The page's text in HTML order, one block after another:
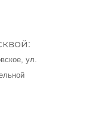
ул.